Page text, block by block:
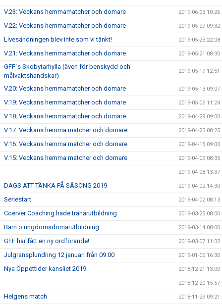
V.23: Veckans hemmamatcher och domare 2019-06-03 10:26
V.22: Veckans hemmamatcher och domare 2019-05-27 09:32
Livesändningen blev inte som vi tänkt! 2019-05-23 22:08
V.21: Veckans hemmamatcher och domare 2019-05-21 08:30
GFF´s Skobytarhylla (även för benskydd och
målvaktshandskar)
2019-05-17 12:51
V.20: Veckans hemmamatcher och domare 2019-05-13 09:07
V.19: Veckans hemmamatcher och domare 2019-05-06 11:24
V.18: Veckans hemmamatcher och domare 2019-04-29 09:00
V.17: Veckans hemma matcher och domare 2019-04-23 08:25
V.16: Veckans hemma matcher och domare 2019-04-15 09:00
V.15: Veckans hemma matcher och domare 2019-04-09 08:35
2019-04-08 13:37
DAGS ATT TÄNKA PÅ SÄSONG 2019 2019-04-02 14:30
Seriestart 2019-04-02 08:13
Coerver Coaching hade tränarutbildning 2019-03-25 08:00
Barn o ungdomsdomarutbildning 2019-03-14 08:00
GFF har fått en ny ordförande! 2019-03-07 11:32
Julgransplundring 12 januari från 09.00 2019-01-06 16:30
Nya Öppettider kansliet 2019 2018-12-21 13:00
2018-12-20 15:57
Helgens match 2018-11-29 09:21